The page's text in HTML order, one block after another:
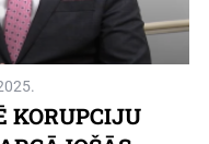
KORUPCIJU